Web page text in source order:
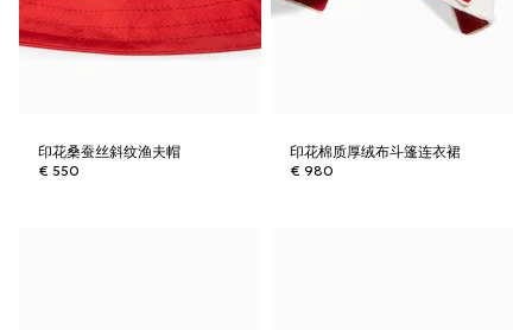
印花桑蚕丝斜纹渔夫帽
€ 550
印花棉质厚绒布斗篷连衣裙
€ 980